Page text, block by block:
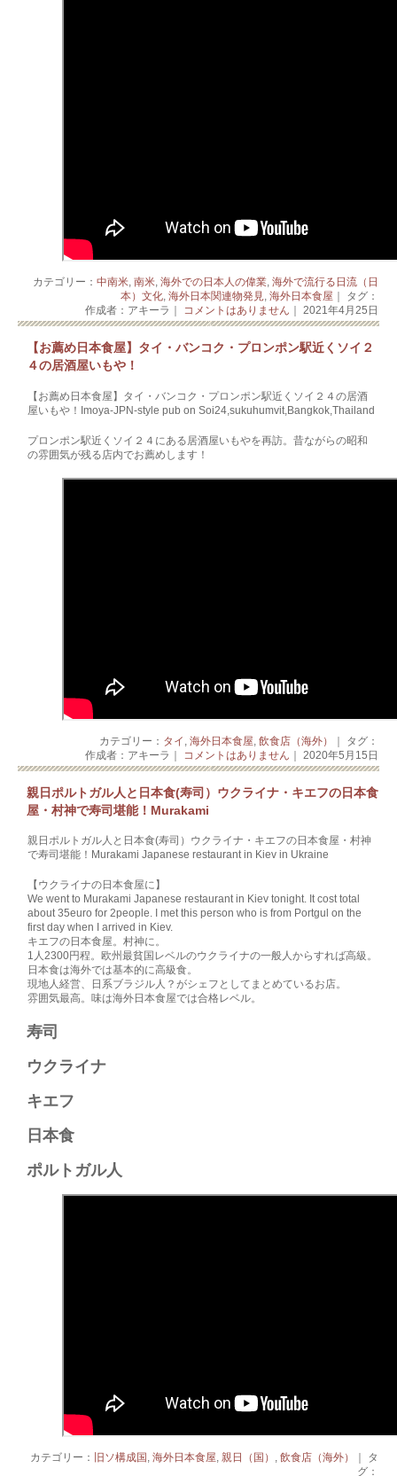
カテゴリー： 中南米, 南米, 海外での日本人の偉業, 海外で流行る日流（日
本）文化, 海外日本関連物発見 海外日本食屋 ｜ タグ：
作成者：アキーラ｜
コメントはありません ｜ 2021年4月25日
【お薦め日本食屋】タイ・バンコク・プロンポン駅近くソイ２
４の居酒屋いもや！
【お薦め日本食屋】タイ・バンコク・プロンポン駅近くソイ２４の居酒
屋いもや！Imoya-JPN-style pub on Soi24,sukuhumvit,Bangkok,Thailand
プロンポン駅近くソイ２４にある居酒屋いもやを再訪。昔ながらの昭和
の雰囲気が残る店内でお薦めします！
カテゴリー： タイ 海外日本食屋 飲食店（海外）
｜ タグ：
作成者：アキーラ｜
コメントはありません ｜ 2020年5月15日
親日ポルトガル人と日本食(寿司）ウクライナ・キエフの日本食
屋・村神で寿司堪能！Murakami
親日ポルトガル人と日本食(寿司）ウクライナ・キエフの日本食屋・村神
で寿司堪能！Murakami Japanese restaurant in Kiev in Ukraine
【ウクライナの日本食屋に】
We went to Murakami Japanese restaurant in Kiev tonight. It cost total
about 35euro for 2people. I met this person who is from Portgul on the
first day when I arrived in Kiev.
キエフの日本食屋。村神に。
1人2300円程。欧州最貧国レベルのウクライナの一般人からすれば高級。
日本食は海外では基本的に高級食。
現地人経営、日系ブラジル人？がシェフとしてまとめているお店。
雰囲気最高。味は海外日本食屋では合格レベル。
寿司
ウクライナ
キエフ
日本食
ポルトガル人
カテゴリー： 旧ソ構成国 , 海外日本食屋, 親日（国） , 飲食店（海外）
｜ タ
グ：